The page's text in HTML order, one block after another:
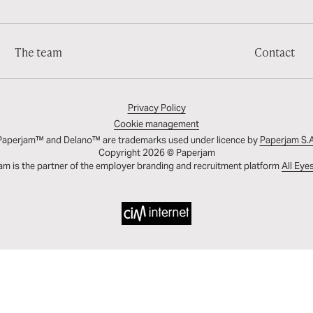
The team Contact
Privacy Policy
Cookie management
and Delano™ are trademarks used under licence by Paperjam
Copyright 2026 © Paperjam
is the partner of the employer branding and recruitment platformAll